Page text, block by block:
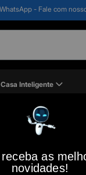
- Fale com
Casa Inteligente
Hdtb510xk3aa
Externo USB
as
novidades!